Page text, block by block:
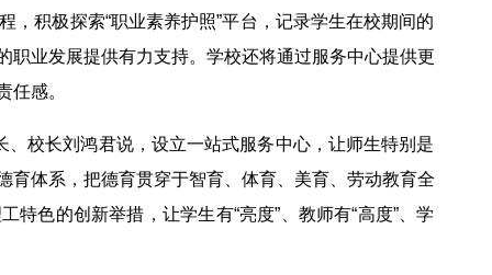
，积极探索“职业素养护照”平台，记录学生在校期间的
业发展提供有力支持。学校还将通过服务中心提供更
任感。
校长刘鸿君说，设立一站式服务中心，让师生特别是
体系，把德育贯穿于智育、体育、美育、劳动教育全
色的创新举措，让学生有“亮度”、教师有“高度”、学